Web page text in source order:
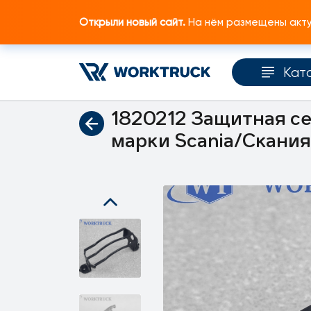
Открыли новый сайт. На нём размещены
Главная Каталог запчастей
1820212 Защитная
марки Scania/Скания